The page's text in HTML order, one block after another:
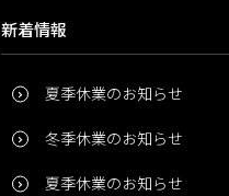
新着情報
夏季休業のお知らせ
冬季休業のお知らせ
夏季休業のお知らせ